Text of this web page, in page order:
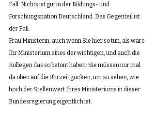
Fall. Nichts ist gut in der Bildungs- und
Forschungsnation Deutschland. Das Gegenteil ist
der Fall.
Frau Ministerin, auch wenn Sie hier so tun, als wäre
Ihr Ministerium eines der wichtigen, und auch die
Kollegen das so betont haben: Sie müssen nur mal
da oben auf die Uhrzeit gucken, um zu sehen, wie
hoch der Stellenwert Ihres Ministeriums in dieser
Bundesregierung eigentlich ist.